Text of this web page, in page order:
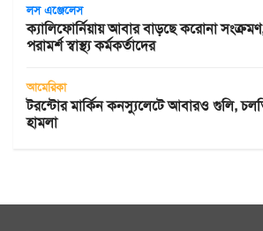
লস এঞ্জেলেস
ক্যালিফোর্নিয়ায় আবার বাড়ছে করোনা
পরামর্শ স্বাস্থ্য কর্মকর্তাদের
আমেরিকা
টরন্টোর মার্কিন কনস্যুলেটে আবারও গুলি,
হামলা